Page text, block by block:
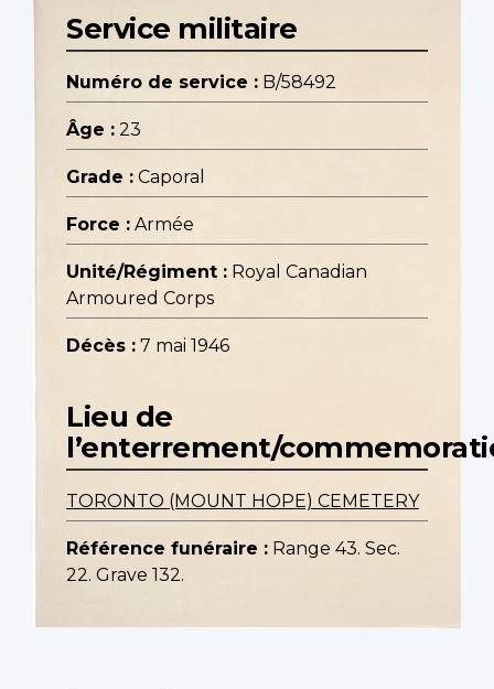
Service militaire
Numéro de service : B/58492
Âge : 23
Grade : Caporal
Force : Armée
Unité/Régiment : Royal Canadian
Armoured Corps
Décès : 7 mai 1946
Lieu de
l’enterrement/
TORONTO (MOUNT HOPE) CEMETERY
Référence funéraire : Range 43. Sec.
22. Grave 132.